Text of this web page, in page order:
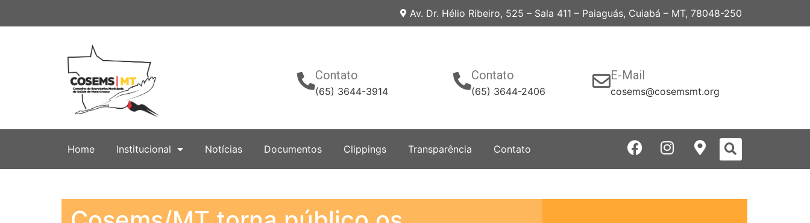
Av. Dr. Hélio Ribeiro, 525 – Sala 411 – Paiaguás, Cuiabá – MT, 78048-250
Contato
(65) 3644-3914
Contato
(65) 3644-2406
E-Mail
cosems@cosemsmt.org
Home Institucional Notícias Documentos Clippings Transparência Contato